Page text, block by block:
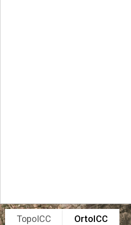
TopoICC OrtoICC